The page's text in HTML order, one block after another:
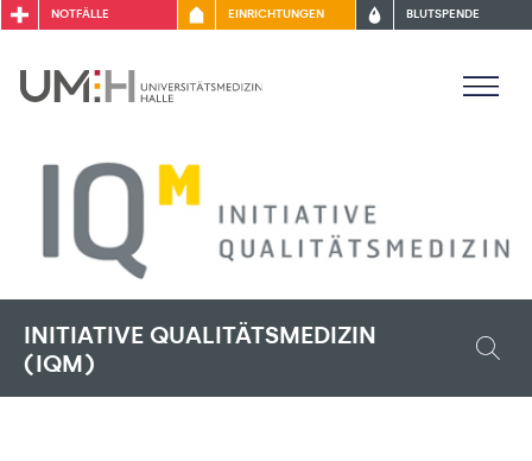
NOTFÄLLE EINRICHTUNGEN BLUTSPENDE
INITIATIVE QUALITÄTSMEDIZIN
(IQM)